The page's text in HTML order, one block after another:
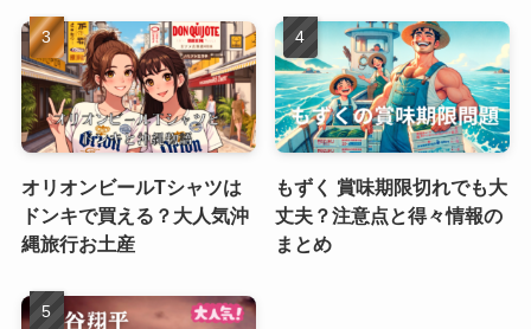
オリオンビールTシャツは
ドンキで買える？大人気沖
縄旅行お土産
もずく 賞味期限切れでも大
丈夫？注意点と得々情報の
まとめ